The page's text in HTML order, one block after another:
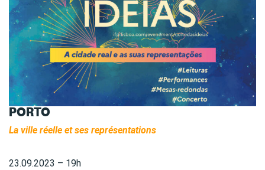
PORTO
La ville réelle et ses représentations
23.09.2023 – 19h